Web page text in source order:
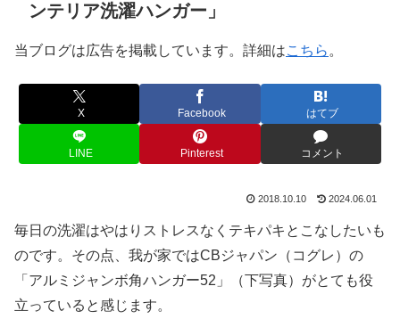
ンテリア洗濯ハンガー」
当ブログは広告を掲載しています。詳細はこちら 。
X Facebook はてブ
LINE Pinterest コメント
2018.10.10 2024.06.01
毎日の洗濯はやはりストレスなくテキパキとこなしたいも
のです。その点、我が家ではCBジャパン（コグレ）の
「アルミジャンボ角ハンガー52」（下写真）がとても役
立っていると感じます。